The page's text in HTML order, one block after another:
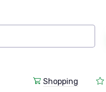
Shopping